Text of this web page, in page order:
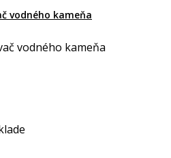
vodného kameňa
vodného kameňa